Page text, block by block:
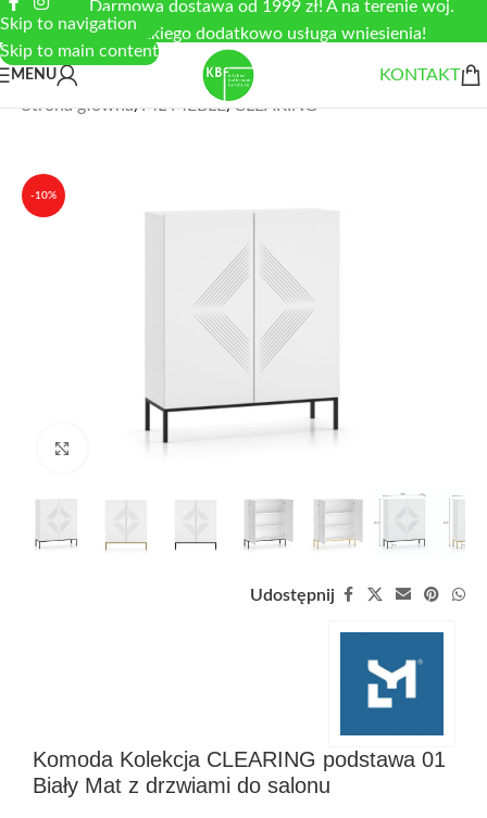
Skip to navigation
Skip to main content
Darmowa dostawa od 1999 zł! A na terenie woj.
łódzkiego dodatkowo usługa wniesienia!
MENU
KONTAKT
Strona główna/ ML MEBLE/CLEARING
-10%
Zobacz duże zdjęcie
Udostępnij
Komoda Kolekcja CLEARING podstawa 01
Biały Mat z drzwiami do salonu